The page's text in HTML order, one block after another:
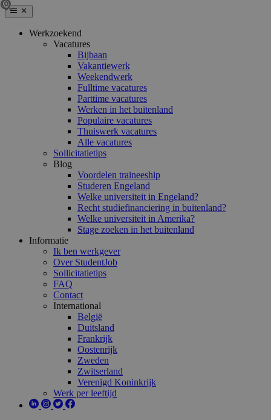
Werkzoekend
Vacatures
Bijbaan
Vakantiewerk
Weekendwerk
Fulltime vacatures
Parttime vacatures
Werken in het buitenland
Populaire vacatures
Thuiswerk vacatures
Alle vacatures
Sollicitatietips
Blog
Voordelen traineeship
Studeren Engeland
Welke universiteit in Engeland?
Recht studiefinanciering in buitenland?
Welke universiteit in Amerika?
Stage zoeken in het buitenland
Informatie
Ik ben werkgever
Over StudentJob
Sollicitatietips
FAQ
Contact
International
België
Duitsland
Frankrijk
Oostenrijk
Zweden
Zwitserland
Verenigd Koninkrijk
Werk per leeftijd